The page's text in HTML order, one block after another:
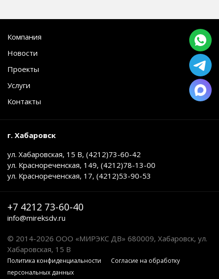
Компания
Новости
Проекты
Услуги
Контакты
г. Хабаровск
ул. Хабаровская, 15 В, (4212)73-60-42
ул. Краснореченская, 149, (4212)78-13-00
ул. Краснореченская, 17, (4212)53-90-53
+7 4212 73-60-40
info@mireksdv.ru
© 2014-2026 ООО «МИРЭКС ДВ» 680009, Хабаровск, ул.
Хабаровская, 15 В
Политика конфиденциальности
Cогласие на обработку
персональных данных